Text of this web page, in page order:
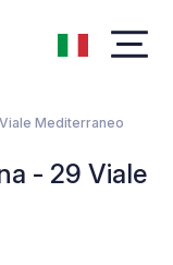
Mediterraneo
- 29 Viale